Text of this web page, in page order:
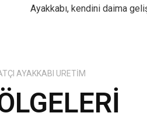
Ayakkabı, kendini daima
AYAKKABI ÜRETIM